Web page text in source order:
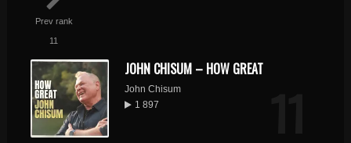
Prev rank
11
JOHN CHISUM – HOW GREAT
John Chisum
1 897